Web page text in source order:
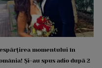
momentului în
Și-au spus adio după 2